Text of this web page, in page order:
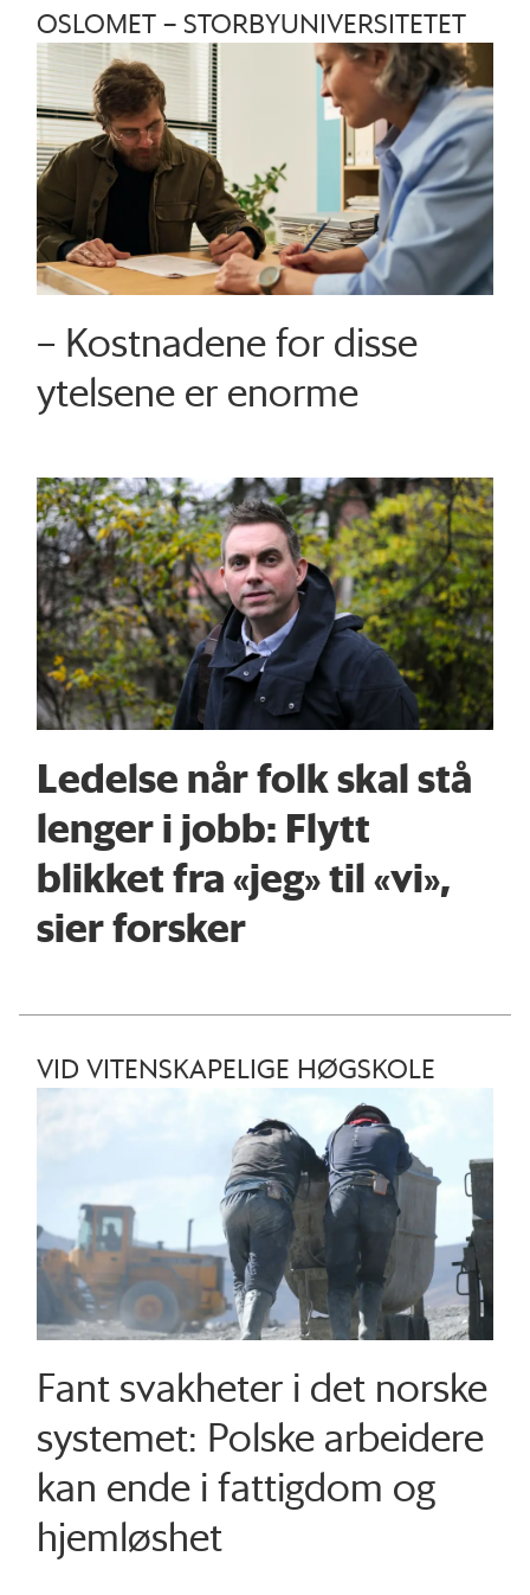
OSLOMET – STORBYUNIVERSITETET
– Kostnadene for disse
ytelsene er enorme
Ledelse når folk skal stå
lenger i jobb: Flytt
blikket fra «jeg» til «vi»,
sier forsker
VID VITENSKAPELIGE HØGSKOLE
Fant svakheter i det norske
systemet: Polske arbeidere
kan ende i fattigdom og
hjemløshet